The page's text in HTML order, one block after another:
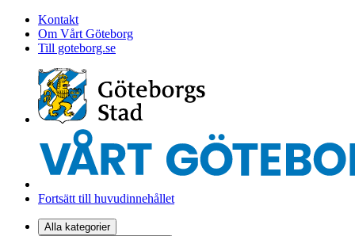
Kontakt
Om Vårt Göteborg
Till goteborg.se
Fortsätt till huvudinnehållet
Alla kategorier